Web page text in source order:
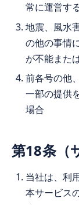
常に運営す
地震、風水
の他の事情
が不能また
前各号の他
一部の提供
場合
第18条（
当社は、利
本サービス